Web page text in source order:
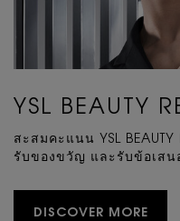
YSL BEAUTY
สะสมคะแนน YSL
รับของขวัญ และรับข้อเสน
DISCOVER MORE